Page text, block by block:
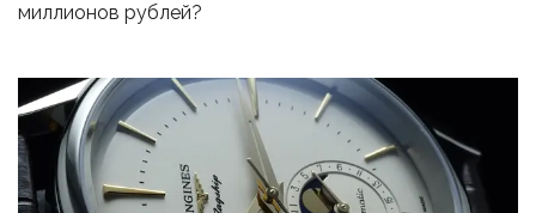
миллионов рублей?